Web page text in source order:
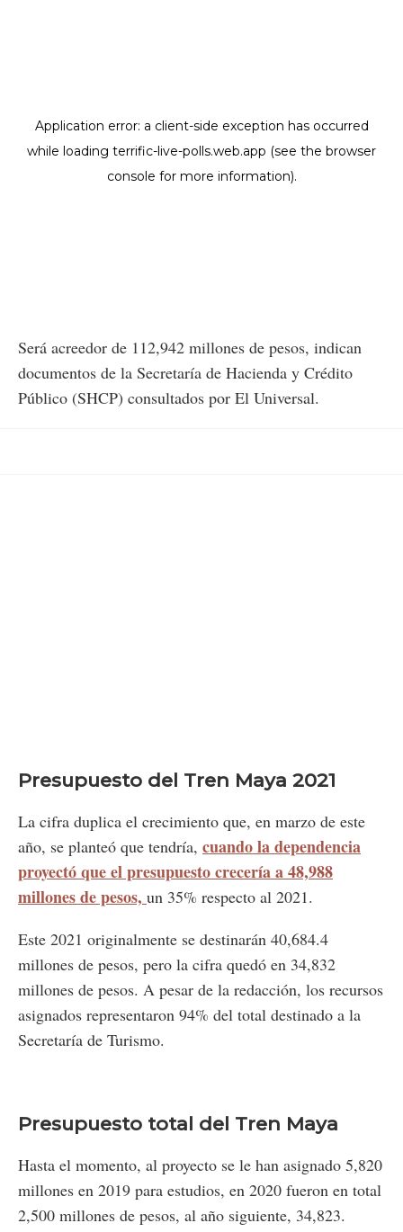
Será acreedor de 112,942 millones de pesos, indican
documentos de la Secretaría de Hacienda y Crédito
Público (SHCP) consultados por El Universal.
Presupuesto del Tren Maya 2021
La cifra duplica el crecimiento que, en marzo de este
año, se planteó que tendría, cuando la dependencia
proyectó que el presupuesto crecería a 48,988
millones de pesos, un 35% respecto al 2021.
Este 2021 originalmente se destinarán 40,684.4
millones de pesos, pero la cifra quedó en 34,832
millones de pesos. A pesar de la redacción, los recursos
asignados representaron 94% del total destinado a la
Secretaría de Turismo.
Presupuesto total del Tren Maya
Hasta el momento, al proyecto se le han asignado 5,820
millones en 2019 para estudios, en 2020 fueron en total
2,500 millones de pesos, al año siguiente, 34,823.